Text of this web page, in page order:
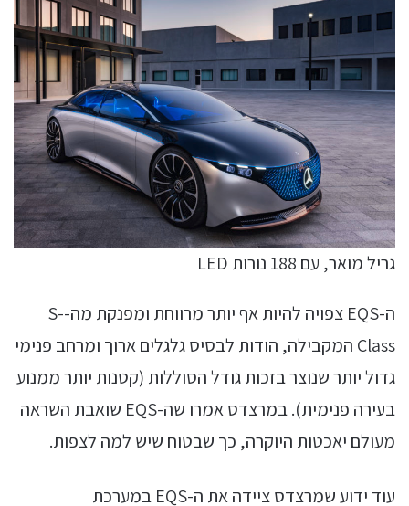
גריל מואר, עם 188 נורות LED
ה-EQS צפויה להיות אף יותר מרווחת ומפנקת מה-S-
Class המקבילה, הודות לבסיס גלגלים ארוך ומרחב פנימי
גדול יותר שנוצר בזכות גודל הסוללות (קטנות יותר ממנוע
בעירה פנימית). במרצדס אמרו שה-EQS שואבת השראה
מעולם יאכטות היוקרה, כך שבטוח שיש למה לצפות.
עוד ידוע שמרצדס ציידה את ה-EQS במערכת